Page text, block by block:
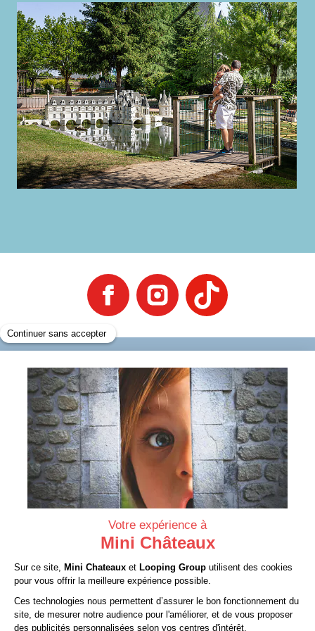
INFORMATIONS
SERVICES
À PROPOS
CONTACT
Mentions légales
CGV
Protection des données